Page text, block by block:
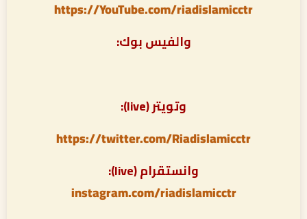
https://YouTube.com/riadislamicctr
والفيس بوك:
وتويتر (live):
https://twitter.com/Riadislamicctr
وانستقرام (live):
instagram.com/riadislamicctr